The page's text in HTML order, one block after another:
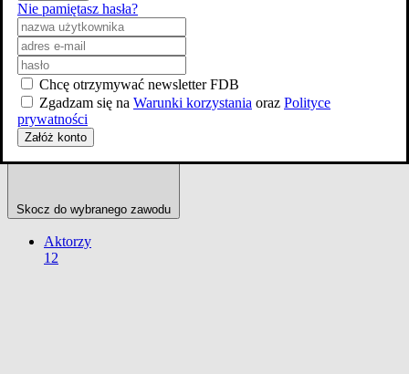
Skocz do wybranego zawodu
Aktorzy
12
Nie pamiętasz hasła?
Chcę otrzymywać newsletter FDB
Zgadzam się na Warunki korzystania oraz Polityce
prywatności
Załóż konto